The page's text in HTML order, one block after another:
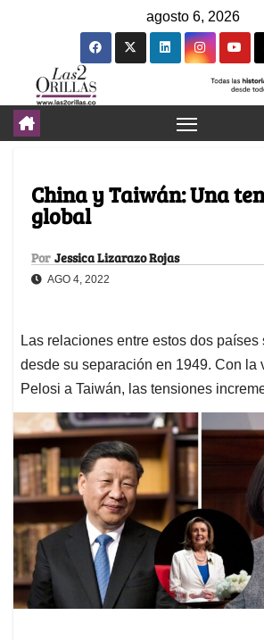
agosto 6, 2026
China y Taiwán: Una
global
Por Jessica Lizarazo Rojas
AGO 4, 2022
Las relaciones entre estos dos
desde su separación en 1949. Con la
Pelosi a Taiwán, las tensiones